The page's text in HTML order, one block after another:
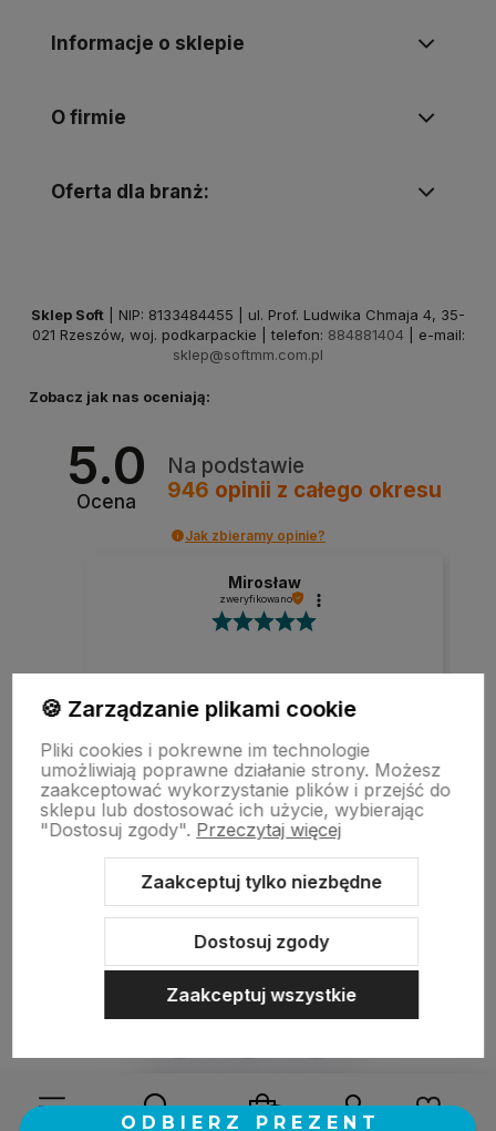
Informacje o sklepie
O firmie
Oferta dla branż:
Sklep Soft | NIP: 8133484455 | ul. Prof. Ludwika Chmaja 4, 35-
021 Rzeszów, woj. podkarpackie | telefon: 884881404 | e-mail:
sklep@softmm.com.pl
Zobacz jak nas oceniają:
5.0
Ocena
Na podstawie
946 opinii z całego okresu
Jak zbieramy opinie?
Mirosław
zweryfikowano
Szybka realizacja zamówienia.
w tym miesiącu
zebranych i zweryfikowanych przez
Sklep internetowy Shoper.pl Szablon Shoper Modern 3.0™
GrowCommerce
🍪 Zarządzanie plikami cookie
Pliki cookies i pokrewne im technologie
umożliwiają poprawne działanie strony. Możesz
zaakceptować wykorzystanie plików i przejść do
sklepu lub dostosować ich użycie, wybierając
"Dostosuj zgody". Przeczytaj więcej
Zaakceptuj tylko niezbędne
Dostosuj zgody
Zaakceptuj wszystkie